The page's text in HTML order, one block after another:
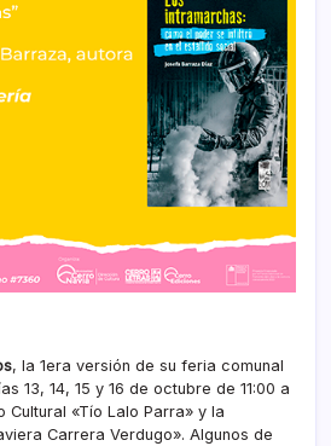
, la 1era versión de su feria comunal
13, 14, 15 y 16 de octubre de 11:00 a
Cultural «Tío Lalo Parra» y la
Carrera Verdugo». Algunos de